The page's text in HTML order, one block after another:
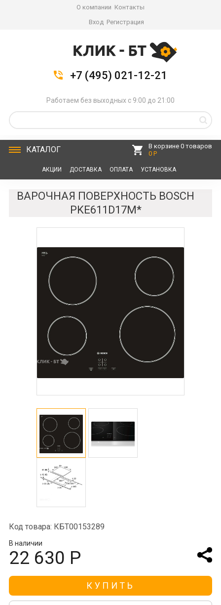
О компании Контакты
Вход Регистрация
+7 (495) 021-12-21
Работаем без выходных с 9:00 до 21:00
КАТАЛОГ
В корзине 0 товаров
0 Р
АКЦИИ ДОСТАВКА ОПЛАТА УСТАНОВКА
ВАРОЧНАЯ ПОВЕРХНОСТЬ BOSCH
PKE611D17M*
Код товара: КБТ00153289
В наличии
22 630 Р
КУПИТЬ